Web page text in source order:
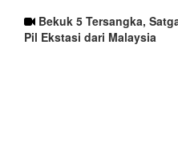
Bekuk 5 Tersangka,
Pil Ekstasi dari Malaysia